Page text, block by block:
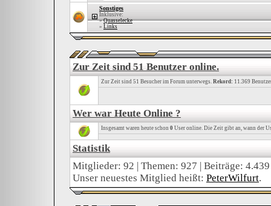
Sonstiges
Inklusive:
»Quasselecke
» Links
Zur Zeit sind 51 Benutzer online.
Zur Zeit sind 51 Besucher im Forum unterwegs. Rekord: 11.369
Wer war Heute Online ?
Insgesamt waren heute schon 0 User online. Die Zeit gibt an, wann der
Statistik
Mitglieder: 92 | Themen: 927 | Beiträge:
Unser neuestes Mitglied heißt: PeterWilfurt.